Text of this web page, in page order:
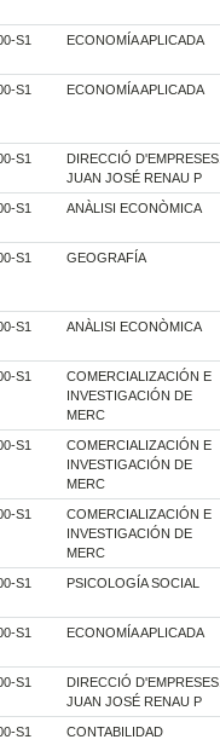
S1 ECONOMÍA APLICADA
S1 ECONOMÍA APLICADA
S1
DIRECCIÓ D'EMPRESES.
JUAN JOSÉ RENAU P
S1 ANÀLISI ECONÒMICA
S1 GEOGRAFÍA
S1 ANÀLISI ECONÒMICA
S1
COMERCIALIZACIÓN E
INVESTIGACIÓN DE
MERC
S1
COMERCIALIZACIÓN E
INVESTIGACIÓN DE
MERC
S1
COMERCIALIZACIÓN E
INVESTIGACIÓN DE
MERC
S1 PSICOLOGÍA SOCIAL
S1 ECONOMÍA APLICADA
S1
DIRECCIÓ D'EMPRESES.
JUAN JOSÉ RENAU P
S1 CONTABILIDAD